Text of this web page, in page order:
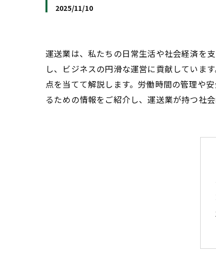
2025/11/10
運送業は、私たちの日常生活や社会経済を
し、ビジネスの円滑な運営に貢献していま
点を当てて解説します。労働時間の管理や
るための情報をご紹介し、運送業が持つ社